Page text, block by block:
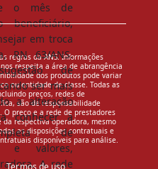
o mês de
beneficiário,
em troca
RN 63/ANS.
de
ser mais
a alteração
conhecer a
de
e valores,
A rede
regras da ANS. Informações
respeita a área de abrangência
dos produtos pode variar
ou entidade de classe. Todas as
preços, redes de
são de responsabilidade
O preço e a rede de prestadores
respectiva operadora, mesmo
as disposições contratuais e
disponíveis para análise.